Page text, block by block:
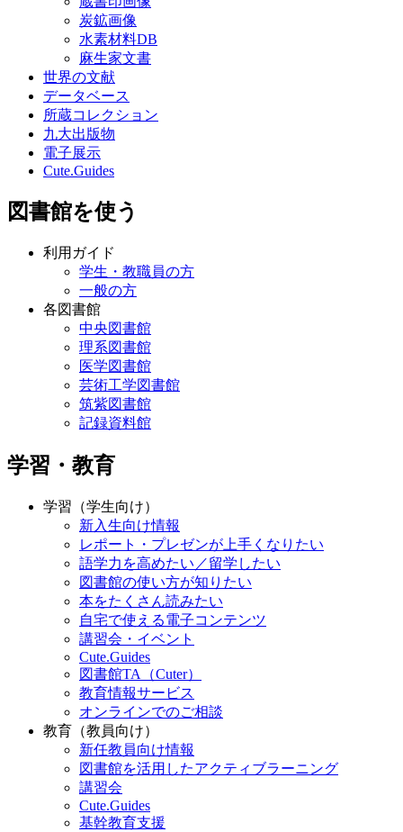
炭鉱画像
水素材料DB
麻生家文書
世界の文献
データベース
所蔵コレクション
九大出版物
電子展示
Cute.Guides
図書館を使う
利用ガイド
学生・教職員の方
一般の方
各図書館
中央図書館
理系図書館
医学図書館
芸術工学図書館
筑紫図書館
記録資料館
学習・教育
学習（学生向け）
新入生向け情報
レポート・プレゼンが上手くなりたい
語学力を高めたい／留学したい
図書館の使い方が知りたい
本をたくさん読みたい
自宅で使える電子コンテンツ
講習会・イベント
Cute.Guides
図書館TA（Cuter）
教育情報サービス
オンラインでのご相談
教育（教員向け）
新任教員向け情報
図書館を活用したアクティブラーニング
講習会
Cute.Guides
基幹教育支援